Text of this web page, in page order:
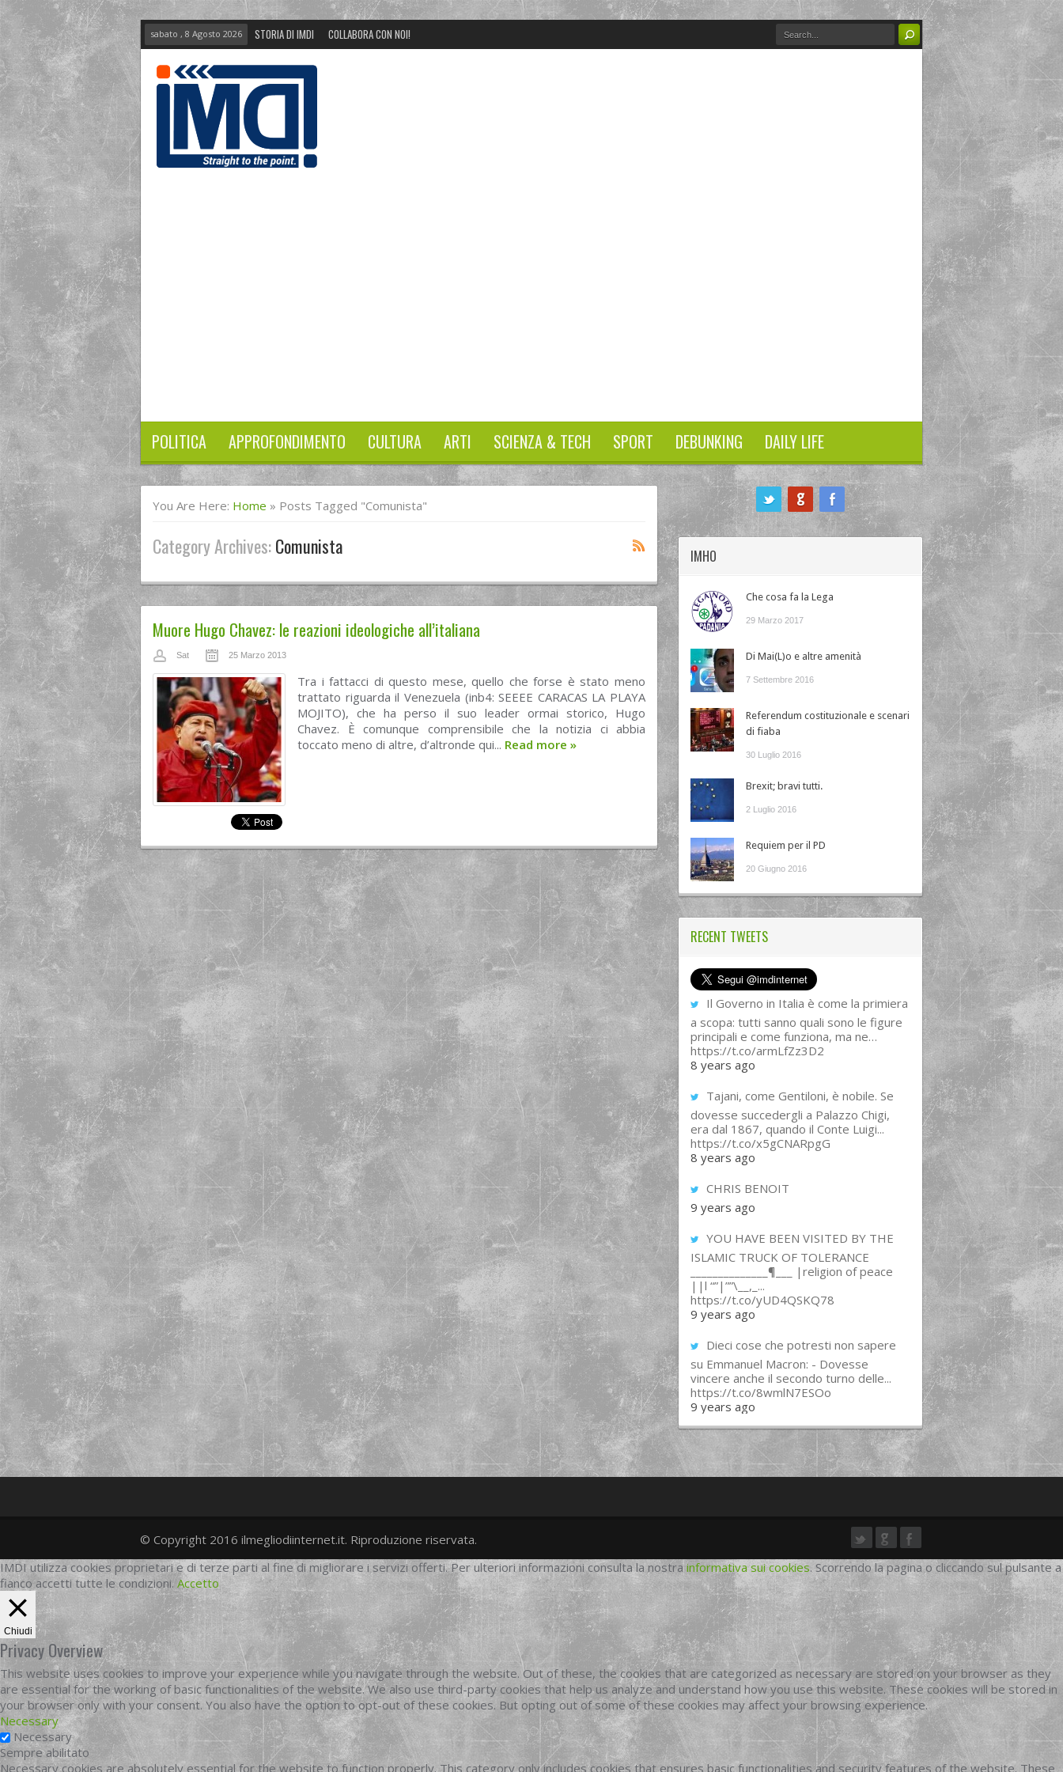
sabato , 8 Agosto 2026 STORIA DI IMDI COLLABORA CON NOI!
POLITICA APPROFONDIMENTO CULTURA ARTI SCIENZA & TECH SPORT DEBUNKING DAILY LIFE
You Are Here: Home » Posts Tagged "comunista"
Category Archives:Comunista
Muore Hugo Chavez: le reazioni ideologiche all’italiana
Sat 25 Marzo 2013
Tra i fattacci di questo mese, quello che forse è stato meno
trattato riguarda il Venezuela (inb4: SEEEE CARACAS LA PLAYA
MOJITO), che ha perso il suo leader ormai storico, Hugo
Chavez. È comunque comprensibile che la notizia ci abbia
toccato meno di altre, d’altronde qui... Read more »
IMHO
Che cosa fa la Lega
29 Marzo 2017
Di Mai(L)o e altre amenità
7 Settembre 2016
Referendum costituzionale e scenari
di fiaba
30 Luglio 2016
Brexit; bravi tutti.
2 Luglio 2016
Requiem per il PD
20 Giugno 2016
RECENT TWEETS
Il Governo in Italia è come la primiera
a scopa: tutti sanno quali sono le figure
principali e come funziona, ma ne…
https://t.co/armLfZz3D2
8 years ago
Tajani, come Gentiloni, è nobile. Se
dovesse succedergli a Palazzo Chigi,
era dal 1867, quando il Conte Luigi...
https://t.co/x5gCNARpgG
8 years ago
CHRIS BENOIT
9 years ago
YOU HAVE BEEN VISITED BY THE
ISLAMIC TRUCK OF TOLERANCE
______________¶___ |religion of peace
||l “”|””\__,_...
https://t.co/yUD4QSKQ78
9 years ago
Dieci cose che potresti non sapere
su Emmanuel Macron: - Dovesse
vincere anche il secondo turno delle...
https://t.co/8wmlN7ESOo
9 years ago
twittergoogleplus
facebook
© Copyright 2016 ilmegliodiinternet.it. Riproduzione riservata.
IMDI utilizza cookies proprietari e di terze parti al fine di migliorare i servizi offerti. Per ulteriori informazioni consulta la nostra informativa sui cookies. Scorrendo la pagina o cliccando sul pulsante a
fianco accetti tutte le condizioni. Accetto
Chiudi
Privacy Overview
This website uses cookies to improve your experience while you navigate through the website. Out of these, the cookies that are categorized as necessary are stored on your browser as they
are essential for the working of basic functionalities of the website. We also use third-party cookies that help us analyze and understand how you use this website. These cookies will be stored in
your browser only with your consent. You also have the option to opt-out of these cookies. But opting out of some of these cookies may affect your browsing experience.
Necessary
Necessary
Sempre abilitato
Necessary cookies are absolutely essential for the website to function properly. This category only includes cookies that ensures basic functionalities and security features of the website. These